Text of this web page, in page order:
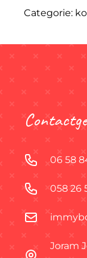
Categorie:
06 58
058 26
Joram